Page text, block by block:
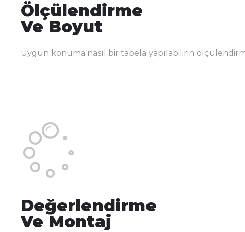
Ölçülendirme
Ve Boyut
Uygun konuma nasıl bir tabela yapılabilirin
Değerlendirme
Ve Montaj